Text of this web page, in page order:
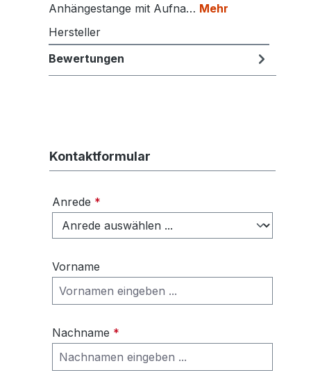
Anhängestange mit Aufna… Mehr
Hersteller
Bewertungen
Kontaktformular
Anrede *
Vorname
Nachname *